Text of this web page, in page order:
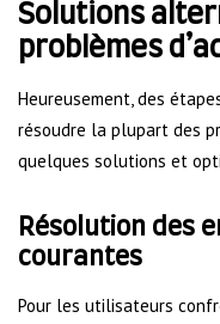
Solutions
problèmes
Heureusement, des
résoudre la plupart des
quelques solutions et
Résolution des
courantes
Pour les utilisateurs